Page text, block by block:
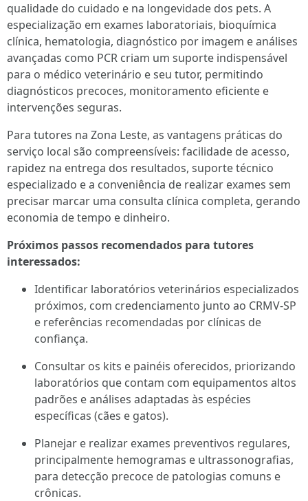
qualidade do cuidado e na longevidade dos pets. A
especialização em exames laboratoriais, bioquímica
clínica, hematologia, diagnóstico por imagem e análises
avançadas como PCR criam um suporte indispensável
para o médico veterinário e seu tutor, permitindo
diagnósticos precoces, monitoramento eficiente e
intervenções seguras.
Para tutores na Zona Leste, as vantagens práticas do
serviço local são compreensíveis: facilidade de acesso,
rapidez na entrega dos resultados, suporte técnico
especializado e a conveniência de realizar exames sem
precisar marcar uma consulta clínica completa, gerando
economia de tempo e dinheiro.
Próximos passos recomendados para tutores
interessados:
Identificar laboratórios veterinários especializados
próximos, com credenciamento junto ao CRMV-SP
e referências recomendadas por clínicas de
confiança.
Consultar os kits e painéis oferecidos, priorizando
laboratórios que contam com equipamentos altos
padrões e análises adaptadas às espécies
específicas (cães e gatos).
Planejar e realizar exames preventivos regulares,
principalmente hemogramas e ultrassonografias,
para detecção precoce de patologias comuns e
crônicas.